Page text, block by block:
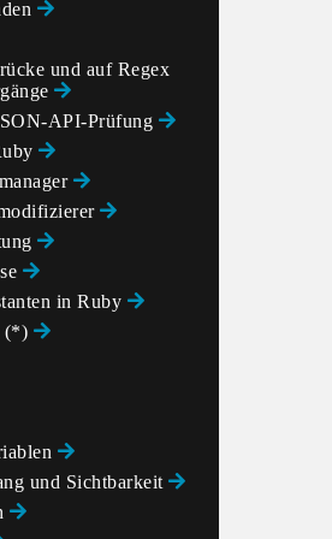
und auf Regex
API-Prüfung
in Ruby
(*)
und Sichtbarkeit